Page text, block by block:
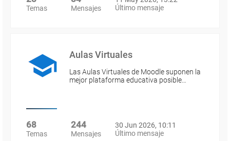
Temas Mensajes
Último mensaje
Aulas Virtuales
Las Aulas Virtuales de Moodle suponen la
mejor plataforma educativa posible…
68
Temas
244
Mensajes
30 Jun 2026, 10:11
Último mensaje